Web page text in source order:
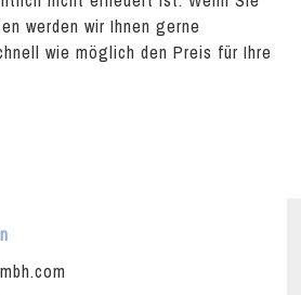
werden wir Ihnen gerne
wie möglich den Preis für Ihre